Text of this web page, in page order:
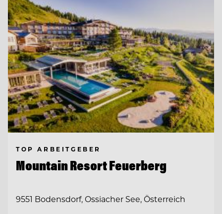
TOP ARBEITGEBER
Mountain Resort Feuerberg
9551 Bodensdorf, Ossiacher See, Österreich